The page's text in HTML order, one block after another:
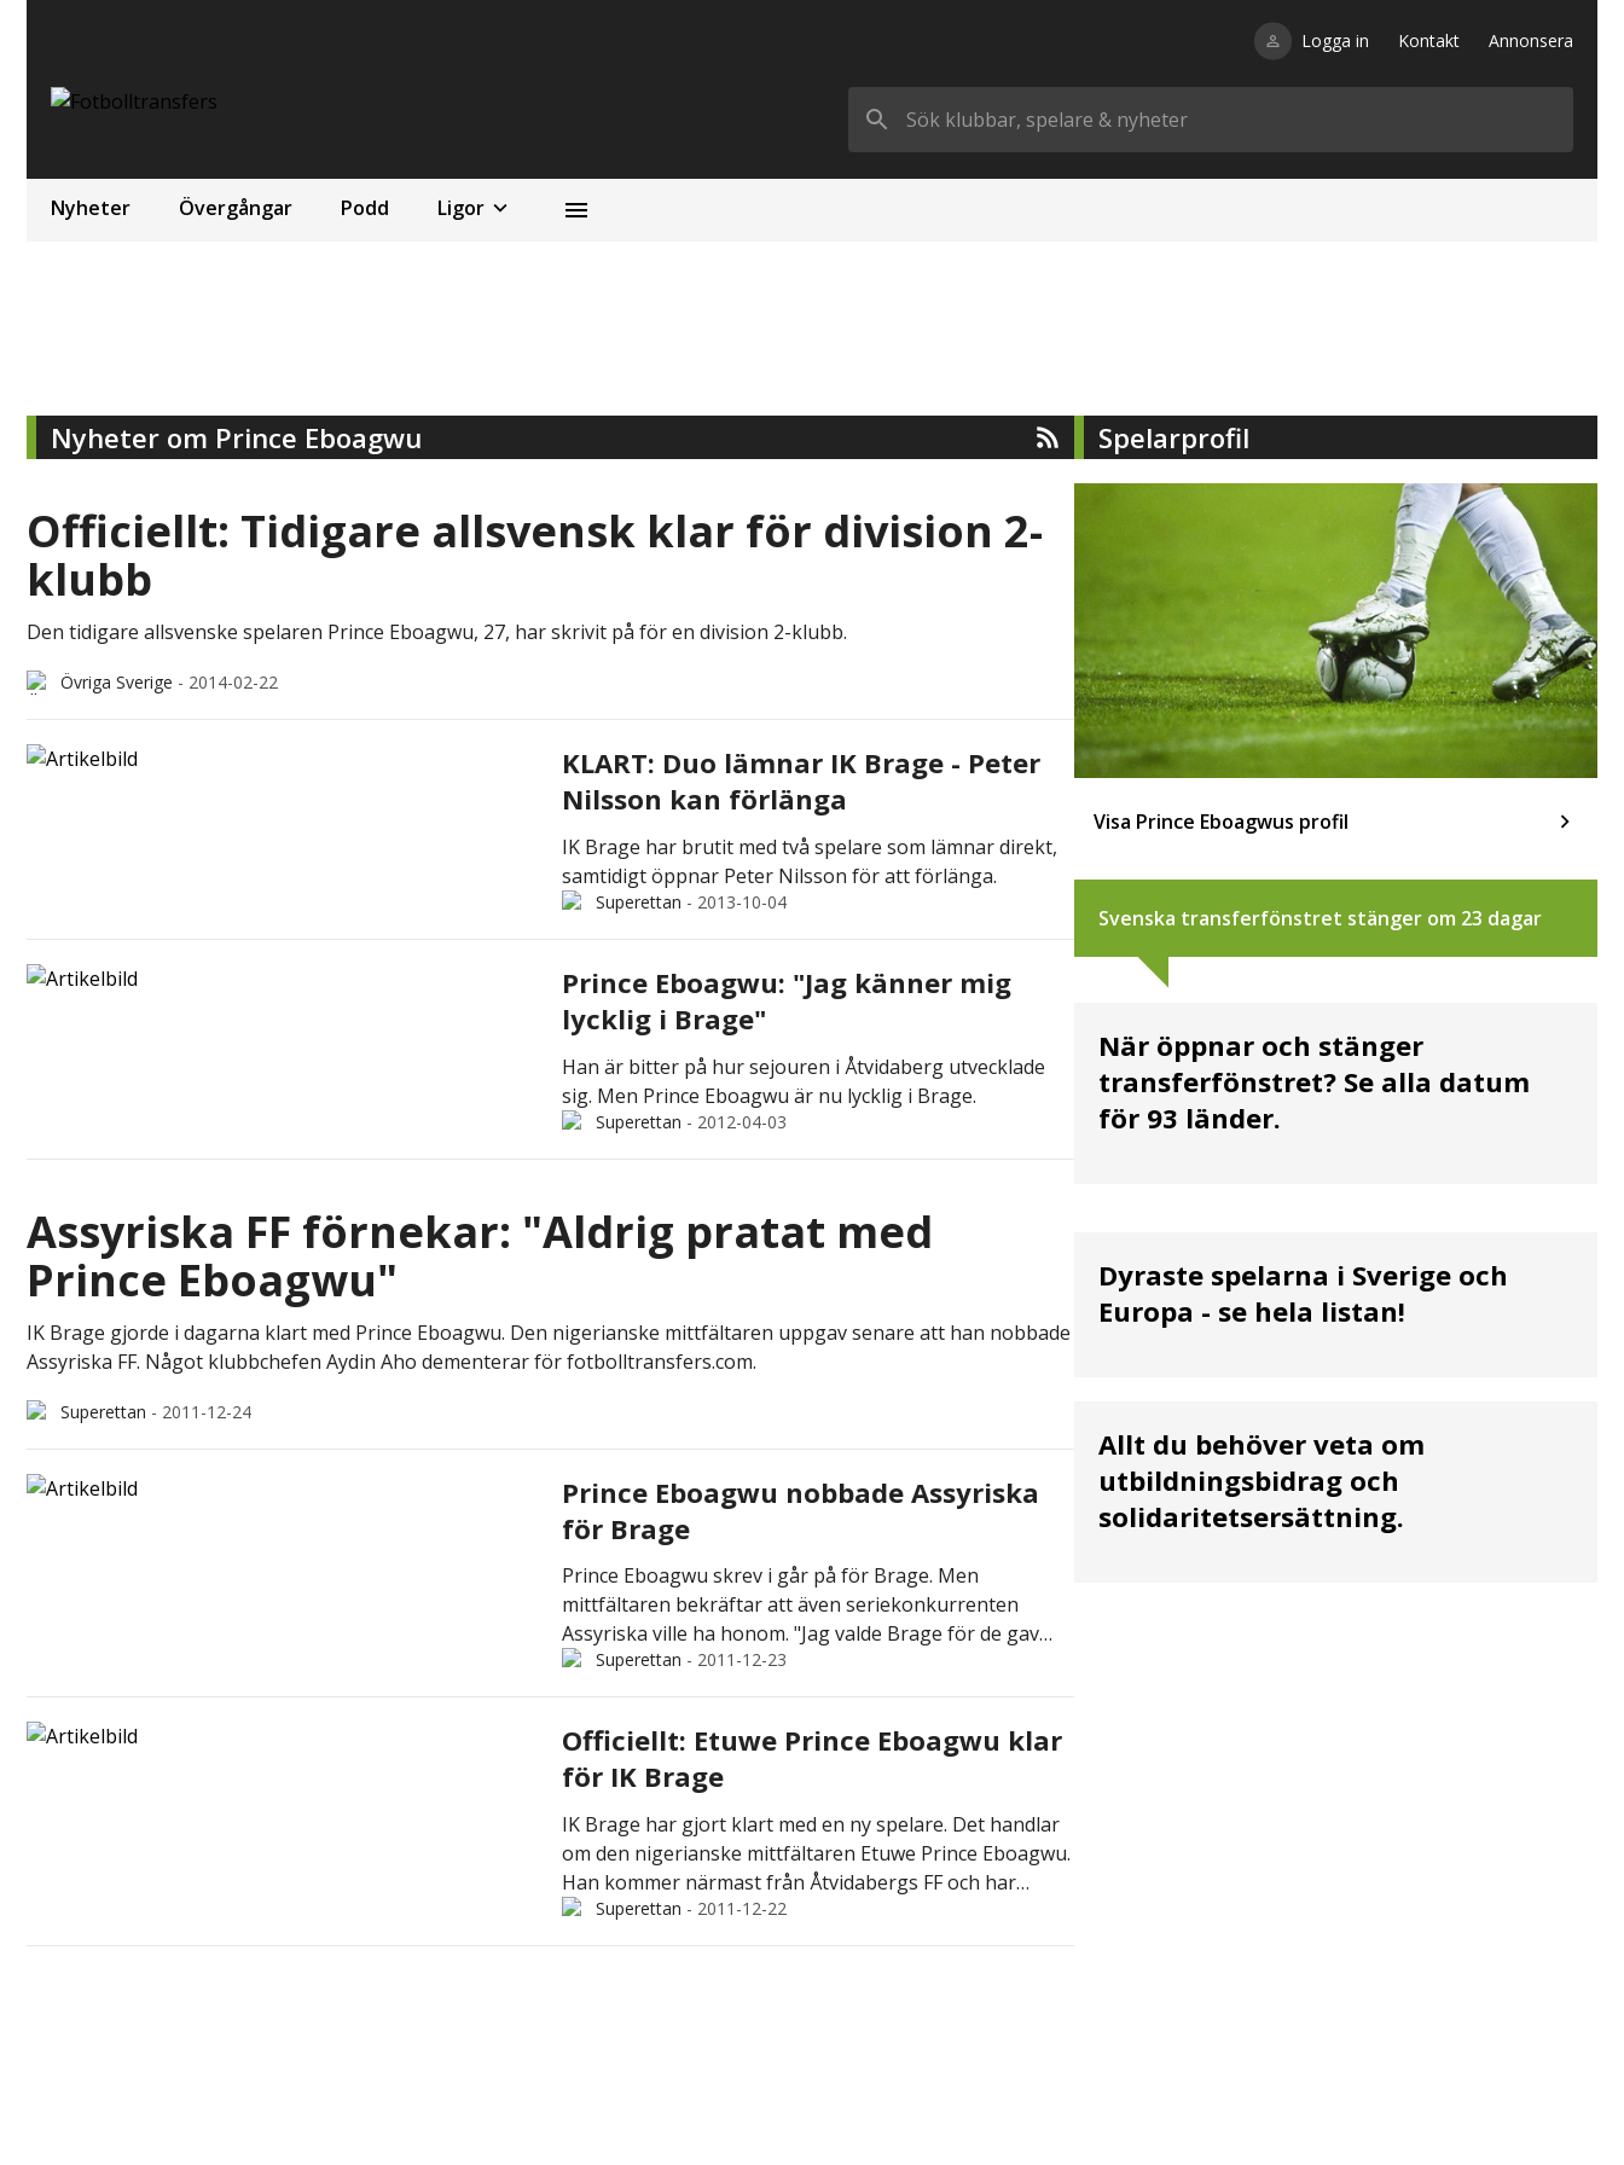
Logga in Kontakt Annonsera
Nyheter Övergångar Podd Ligor
Nyheter om Prince Eboagwu
Officiellt: Tidigare allsvensk klar för division 2-
klubb
Den tidigare allsvenske spelaren Prince Eboagwu, 27, har skrivit på för en division 2-klubb.
Övriga Sverige - 2014-02-22
KLART: Duo lämnar IK Brage - Peter
Nilsson kan förlänga
IK Brage har brutit med två spelare som lämnar direkt,
samtidigt öppnar Peter Nilsson för att förlänga.
Superettan - 2013-10-04
Prince Eboagwu: "Jag känner mig
lycklig i Brage"
Han är bitter på hur sejouren i Åtvidaberg utvecklade
sig. Men Prince Eboagwu är nu lycklig i Brage.
Superettan - 2012-04-03
Assyriska FF förnekar: "Aldrig pratat med
Prince Eboagwu"
IK Brage gjorde i dagarna klart med Prince Eboagwu. Den nigerianske mittfältaren uppgav senare att han nobbade
Assyriska FF. Något klubbchefen Aydin Aho dementerar för fotbolltransfers.com.
Superettan - 2011-12-24
Prince Eboagwu nobbade Assyriska
för Brage
Prince Eboagwu skrev i går på för Brage. Men
mittfältaren bekräftar att även seriekonkurrenten
Assyriska ville ha honom. "Jag valde Brage för de gav
mig ett längre kontrakt", säger han.
Superettan - 2011-12-23
Officiellt: Etuwe Prince Eboagwu klar
för IK Brage
IK Brage har gjort klart med en ny spelare. Det handlar
om den nigerianske mittfältaren Etuwe Prince Eboagwu.
Han kommer närmast från Åtvidabergs FF och har
skrivit på för tre år.
Superettan - 2011-12-22
Spelarprofil
Visa Prince Eboagwus profil
Svenska transferfönstret stänger om 23 dagar
När öppnar och stänger
transferfönstret? Se alla datum
för 93 länder.
Dyraste spelarna i Sverige och
Europa - se hela listan!
Allt du behöver veta om
utbildningsbidrag och
solidaritetsersättning.